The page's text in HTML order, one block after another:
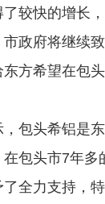
较快的增长
政府将继续
方希望在包
头希铝是东
在包头市7年多
全力支持，